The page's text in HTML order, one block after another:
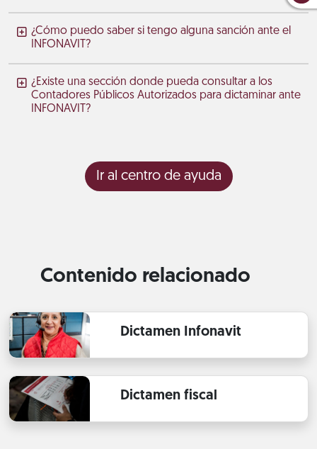
¿Cómo puedo saber si tengo alguna sanción ante el
INFONAVIT?
¿Existe una sección donde pueda consultar a los
Contadores Públicos Autorizados para dictaminar ante
INFONAVIT?
Ir al centro de ayuda
Contenido relacionado
Dictamen Infonavit
Dictamen fiscal